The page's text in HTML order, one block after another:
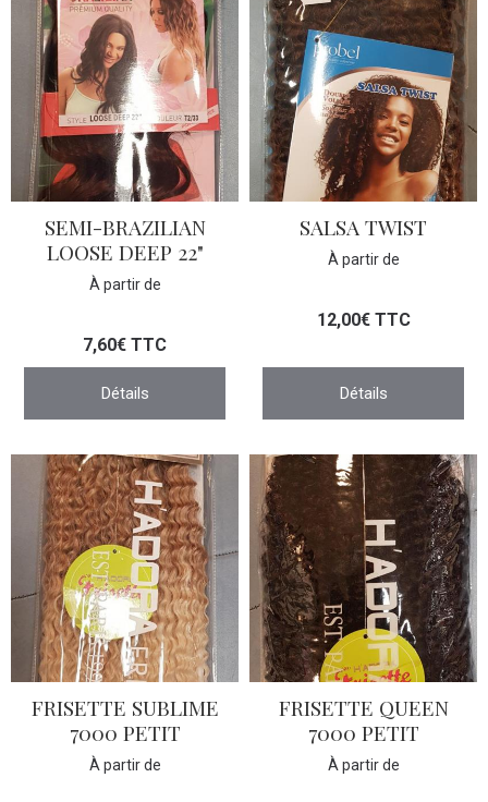
SEMI-BRAZILIAN
LOOSE DEEP 22"
À partir de
7,60€ TTC
Détails
SALSA TWIST
À partir de
12,00€ TTC
Détails
FRISETTE SUBLIME
7000 PETIT
À partir de
FRISETTE QUEEN
7000 PETIT
À partir de